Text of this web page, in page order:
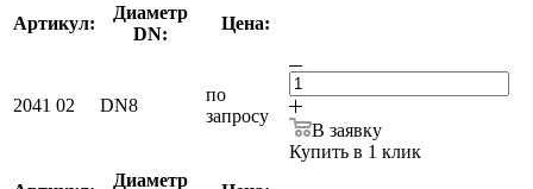
Артикул:
Диаметр
DN:
Цена:
2041 02 DN8
по
запросу
В заявку
Купить в 1 клик
Диаметр